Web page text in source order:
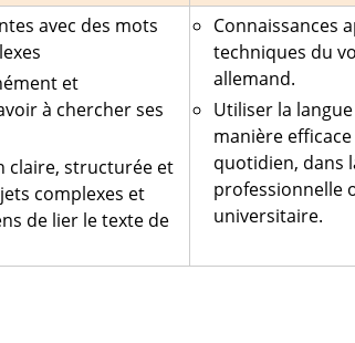
avec des mots
et
à chercher ses
claire, structurée et
complexes et
de lier le texte de
Connaissances
techniques du
allemand.
Utiliser la
manière
quotidien, dans
professionnelle
universitaire.